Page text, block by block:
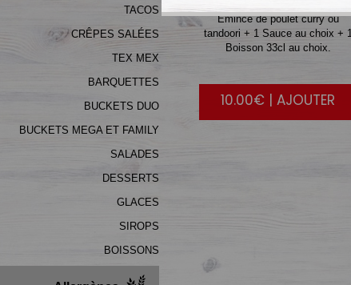
TACOS
CRÊPES SALÉES
TEX MEX
BARQUETTES
BUCKETS DUO
BUCKETS MEGA ET FAMILY
SALADES
DESSERTS
GLACES
SIROPS
BOISSONS
Émincé de poulet curry ou
tandoori + 1 Sauce au choix + 1
Boisson 33cl au choix.
10.00€ | AJOUTER